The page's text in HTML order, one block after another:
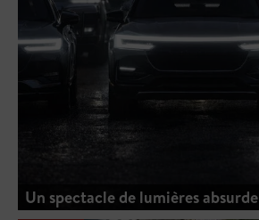
Un spectacle de lumières absurde